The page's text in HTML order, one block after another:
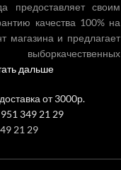
предоставляет своим
качества 100% на
магазина и предлагает
дальше
от 3000р.
349 21 29
21 29